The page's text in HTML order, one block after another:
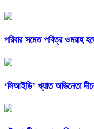
পরিবার সমেত পবিত্র ওমরাহ
‘সিআইডি’ খ্যাত অভিনেতা